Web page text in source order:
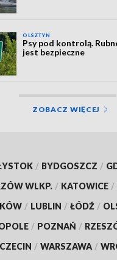
OLSZTYN
Psy pod kontrolą.
jest bezpieczne
ZOBACZ WIĘCEJ
/ BYDGOSZCZ /
WLKP. / KATOWICE /
/ LUBLIN / ŁÓDŹ /
/ POZNAŃ /
/ WARSZAWA /